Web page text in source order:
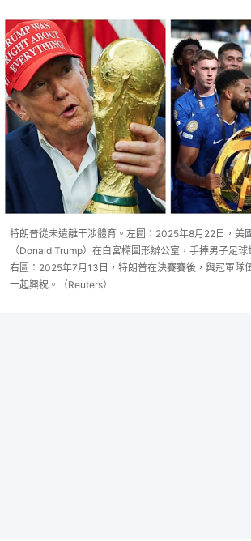
特朗普從未遠離干涉體育。左圖：2025年8月22日，美
（Donald Trump）在白宮橢圓形辦公室，手捧男子足球
右圖：2025年7月13日，特朗普在決賽賽後，與冠軍隊
一起興祝。（Reuters）